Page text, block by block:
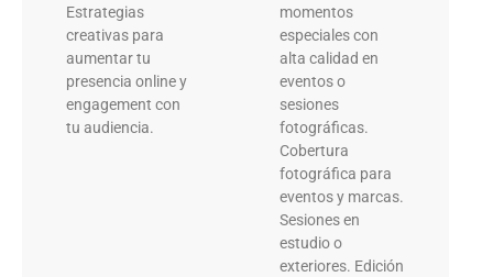
Estrategias
creativas para
aumentar tu
presencia online y
engagement con
tu audiencia.
momentos
especiales con
alta calidad en
eventos o
sesiones
fotográficas.
Cobertura
fotográfica para
eventos y marcas.
Sesiones en
estudio o
exteriores. Edición